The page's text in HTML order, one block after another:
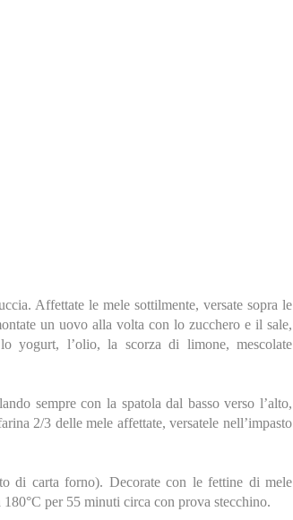
Affettate le mele sottilmente, versate sopra le
un uovo alla volta con lo zucchero e il sale,
yogurt, l’olio, la scorza di limone, mescolate
sempre con la spatola dal basso verso l’alto,
2/3 delle mele affettate, versatele nell’impasto
di carta forno). Decorate con le fettine di mele
per 55 minuti circa con prova stecchino.